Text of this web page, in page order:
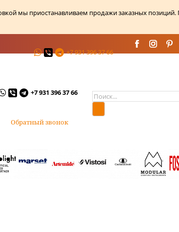
мы приостанавливаем продажи заказных
+7 931 396 37 66
+7 931 396 37 66
Обратный звонок